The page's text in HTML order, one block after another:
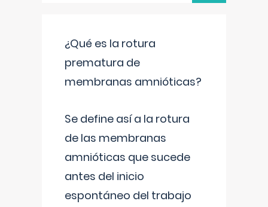
¿Qué es la rotura
prematura de
membranas amnióticas?
Se define así a la rotura
de las membranas
amnióticas que sucede
antes del inicio
espontáneo del trabajo